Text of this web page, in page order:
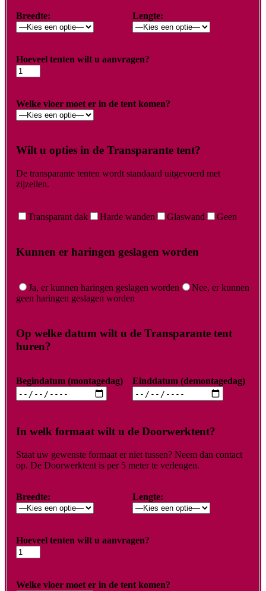
Breedte: Lengte:
Hoeveel tenten wilt u aanvragen?
Welke vloer moet er in de tent komen?
Wilt u opties in de Transparante tent?
De transparante tenten wordt standaard uitgevoerd met
zijzeilen.
Transparant dak Harde wanden Glaswand Geen
Kunnen er haringen geslagen worden
Ja, er kunnen haringen geslagen worden
Nee, er kunnen
geen haringen geslagen worden
Op welke datum wilt u de Transparante tent
huren?
Begindatum (montagedag) Einddatum (demontagedag)
In welk formaat wilt u de Doorwerktent?
Staat uw gewenste formaat er niet tussen? Neem dan contact
op. De Doorwerktent is per 5 meter te verlengen.
Breedte: Lengte:
Hoeveel tenten wilt u aanvragen?
Welke vloer moet er in de tent komen?